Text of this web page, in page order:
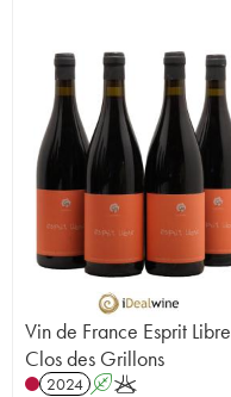
Vin de France Esprit Libre
Clos des Grillons
2024 AK